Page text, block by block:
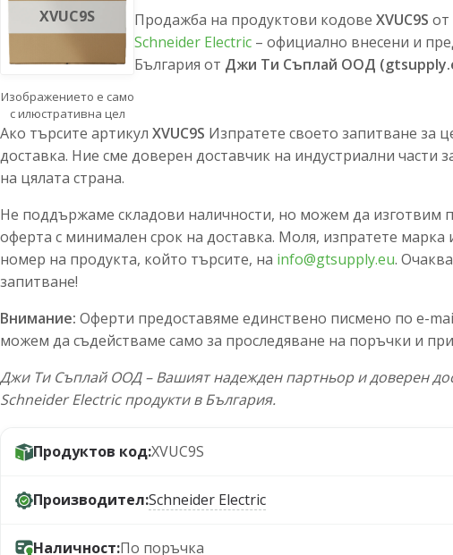
XVUC9S
Изображението е само
с илюстративна цел
Продажба на продуктови кодове XVUC9S от
Schneider Electric – официално внесени и
България от Джи Ти Съплай ООД
Ако търсите артикул XVUC9S Изпратете своето запитване за
доставка. Ние сме доверен доставчик на индустриални части
на цялата страна.
Не поддържаме складови наличности, но можем да изготвим
оферта с минимален срок на доставка. Моля, изпратете марка
номер на продукта, който търсите, на info@gtsupply.eu.
запитване!
Внимание: Оферти предоставяме единствено писмено по e-
можем да съдействаме само за проследяване на поръчки и
Джи Ти Съплай ООД – Вашият надежден партньор и доверен
Schneider Electric продукти в България.
Продуктов код:XVUC9S
Производител:Schneider Electric
Наличност:По поръчка